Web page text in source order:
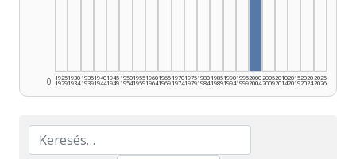
0 1925
1929
1930
1934
1935
1939
1940
1944
1945
1949
1950
1954
1955
1959
1960
1964
1965
1969
1970
1974
1975
1979
1980
1984
1985
1989
1990
1994
1995
1999
2000
2004
2005
2009
2010
2014
2015
2019
2020
2024
2025
2026